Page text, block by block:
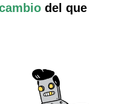
del que